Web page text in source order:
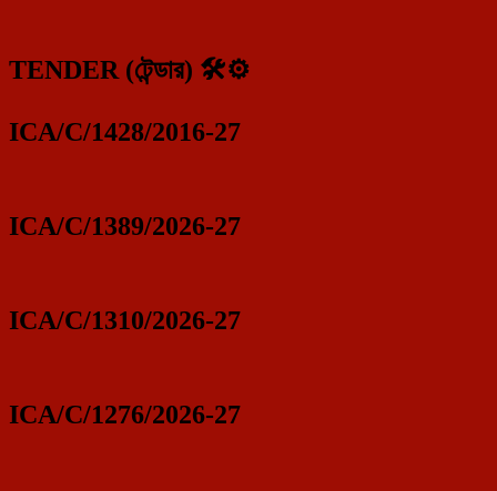
TENDER (টেন্ডার) 🛠️⚙️
ICA/C/1428/2016-27
ICA/C/1389/2026-27
ICA/C/1310/2026-27
ICA/C/1276/2026-27